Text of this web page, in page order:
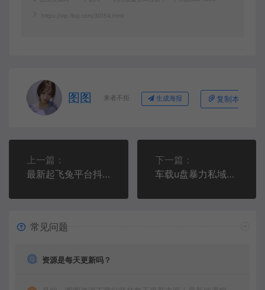
https://vip.f6sj.com/30154.html
图图 来者不拒 生成海报 复制本文链接
上一篇：
最新起飞兔平台抖音全自动点赞关注评论挂机项目 单机日入20-50+脚本+教程
下一篇：
车载u盘暴力私域玩法，一部手机实现日入300+
常见问题
资源是每天更新吗？